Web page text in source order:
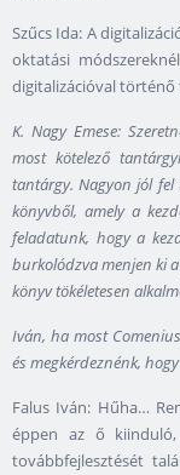
Szűcs Ida: A
oktatási
digitalizációval történő
K. Nagy Emese:
most kötelező
tantárgy. Nagyon jól
könyvből, amely a
feladatunk, hogy a
burkolódzva menjen ki
könyv tökéletesen
Iván, ha most
és megkérdeznénk,
Falus Iván: Hűha…
éppen az ő
továbbfejlesztését